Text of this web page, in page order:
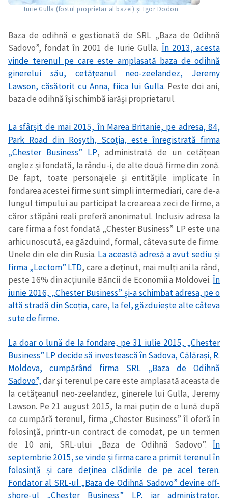
Iurie Gulla (fostul proprietar al bazei) și Igor Dodon
Baza de odihnă e gestionată de SRL „Baza de Odihnă
Sadovo”, fondat în 2001 de Iurie Gulla. În 2013, acesta
vinde terenul pe care este amplasată baza de odihnă
ginerelui său, cetățeanul neo-zeelandez, Jeremy
Lawson, căsătorit cu Anna, fiica lui Gulla. Peste doi ani,
baza de odihnă își schimbă iarăși proprietarul.
La sfârșit de mai 2015, în Marea Britanie, pe adresa, 84,
Park Road din Rosyth, Scoția, este înregistrată firma
„Chester Business” LP, administrată de un cetățean
englez și fondată, la rându-i, de alte două firme din zonă.
De fapt, toate personajele și entitățile implicate în
fondarea acestei firme sunt simpli intermediari, care de-a
lungul timpului au participat la crearea a zeci de firme, a
căror stăpâni reali preferă anonimatul. Inclusiv adresa la
care firma a fost fondată „Chester Business” LP este una
arhicunoscută, ea găzduind, formal, câteva sute de firme.
Unele din ele din Rusia. La această adresă a avut sediu și
firma „Lectom” LTD, care a deținut, mai mulți ani la rând,
peste 16% din acțiunile Băncii de Economii a Moldovei. În
iunie 2016, „Chester Business” și-a schimbat adresa, pe o
altă stradă din Scoția, care, la fel, găzduiește alte câteva
sute de firme.
La doar o lună de la fondare, pe 31 iulie 2015, „Chester
Business” LP decide să investească în Sadova, Călărași, R.
Moldova, cumpărând firma SRL „Baza de Odihnă
Sadovo”,dar și terenul pe care este amplasată aceasta de
la cetățeanul neo-zeelandez, ginerele lui Gulla, Jeremy
Lawson. Pe 21 august 2015, la mai puțin de o lună după
ce cumpără terenul, firma „Chester Business” îl oferă în
folosință, printr-un contract de comodat, pe un termen
de 10 ani, SRL-ului „Baza de Odihnă Sadovo”. În
septembrie 2015, se vinde și firma care a primit terenul în
folosință și care deținea clădirile de pe acel teren.
Fondator al SRL-ul „Baza de Odihnă Sadovo” devine off-
shore-ul „Chester Business” LP, iar administrator,